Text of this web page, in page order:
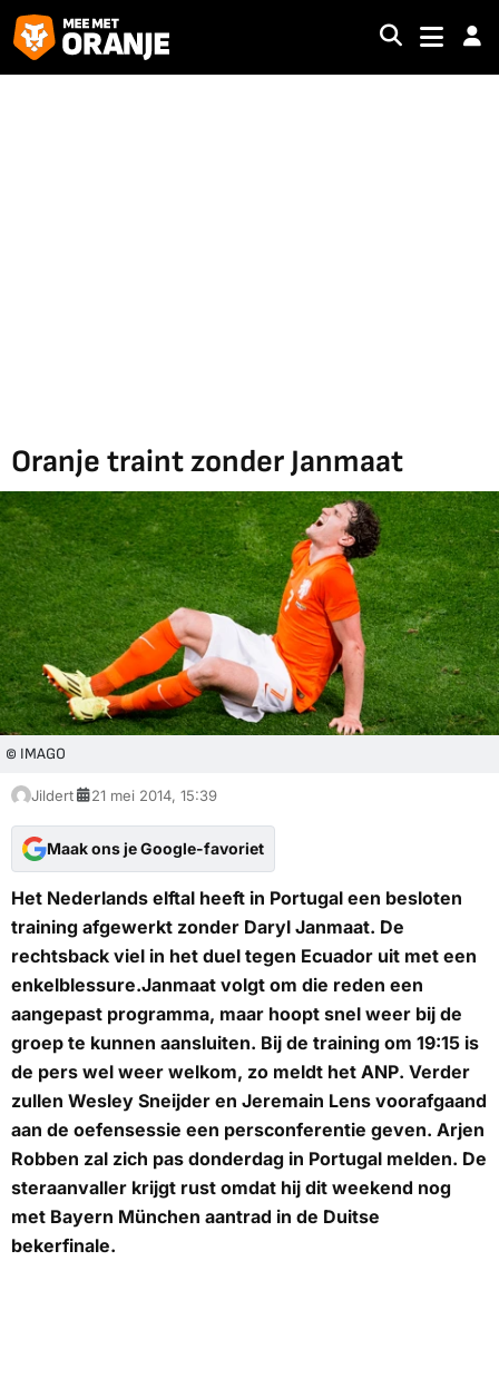
Oranje traint zonder Janmaat
© IMAGO
Jildert 21 mei 2014, 15:39
Maak ons je Google-favoriet
Het Nederlands elftal heeft in Portugal een besloten
training afgewerkt zonder Daryl Janmaat. De
rechtsback viel in het duel tegen Ecuador uit met een
enkelblessure.Janmaat volgt om die reden een
aangepast programma, maar hoopt snel weer bij de
groep te kunnen aansluiten. Bij de training om 19:15 is
de pers wel weer welkom, zo meldt het ANP. Verder
zullen Wesley Sneijder en Jeremain Lens voorafgaand
aan de oefensessie een persconferentie geven. Arjen
Robben zal zich pas donderdag in Portugal melden. De
steraanvaller krijgt rust omdat hij dit weekend nog
met Bayern München aantrad in de Duitse
bekerfinale.